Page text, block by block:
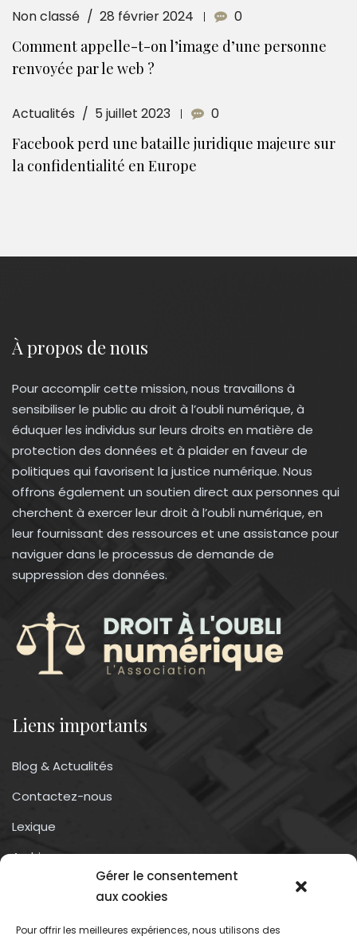
Gérer le consentement
aux cookies
Pour offrir les meilleures expériences, nous utilisons des
Non classé 28 février 2024 0
Comment appelle-t-on l’image d’une personne
renvoyée par le web ?
Actualités 5 juillet 2023 0
Facebook perd une bataille juridique majeure sur
la confidentialité en Europe
À propos de nous
Pour accomplir cette mission, nous travaillons à
sensibiliser le public au droit à l’oubli numérique, à
éduquer les individus sur leurs droits en matière de
protection des données et à plaider en faveur de
politiques qui favorisent la justice numérique. Nous
offrons également un soutien direct aux personnes qui
cherchent à exercer leur droit à l’oubli numérique, en
leur fournissant des ressources et une assistance pour
naviguer dans le processus de demande de
suppression des données.
Liens importants
Blog & Actualités
Contactez-nous
Lexique
Archives